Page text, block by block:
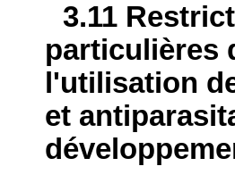
3.11
particulières
l'utilisation
et